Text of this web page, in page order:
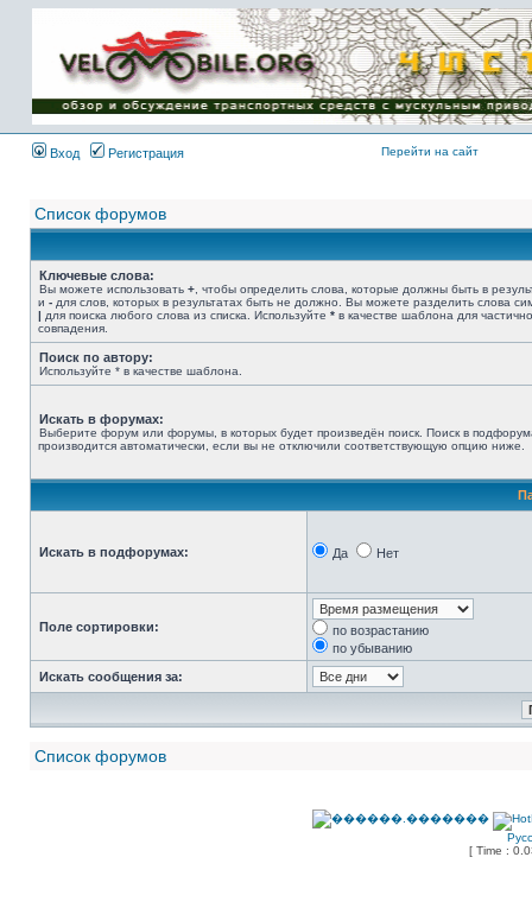
Имя пользователя:
Пароль:
{ LOG_ME_IN_SHORT
}
Вход
Регистрация Перейти на сайт
Список форумов
Ключевые слова:
Вы можете использовать + , чтобы определить слова, которые должны быть в
и - для слов, которых в результатах быть не должно. Вы можете разделить слова
| для поиска любого слова из списка. Используйте * в качестве шаблона для
совпадения.
Поиск по автору:
Используйте * в качестве шаблона.
Искать в форумах:
Выберите форум или форумы, в которых будет произведён поиск. Поиск в
производится автоматически, если вы не отключили соответствующую опцию ниже.
Искать в подфорумах: Да Нет
Поле сортировки:
по возрастанию
по убыванию
Искать сообщения за:
Список форумов
[ Time :